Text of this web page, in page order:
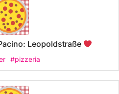
Leopoldstraße
#pizzeria